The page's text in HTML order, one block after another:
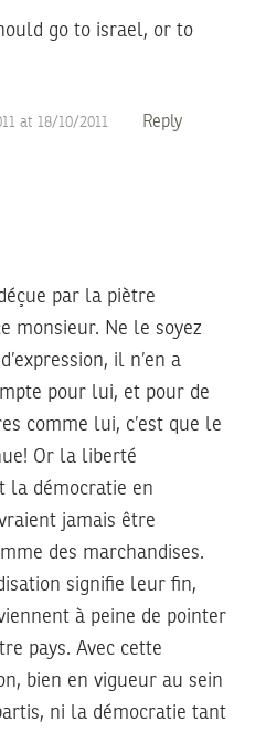
go to israel, or to
at 18/10/2011 Reply
par la piètre
monsieur. Ne le soyez
il n’en a
pour lui, et pour de
comme lui, c’est que le
Or la liberté
la démocratie en
jamais être
des marchandises.
signifie leur fin,
à peine de pointer
pays. Avec cette
bien en vigueur au sein
ni la démocratie tant